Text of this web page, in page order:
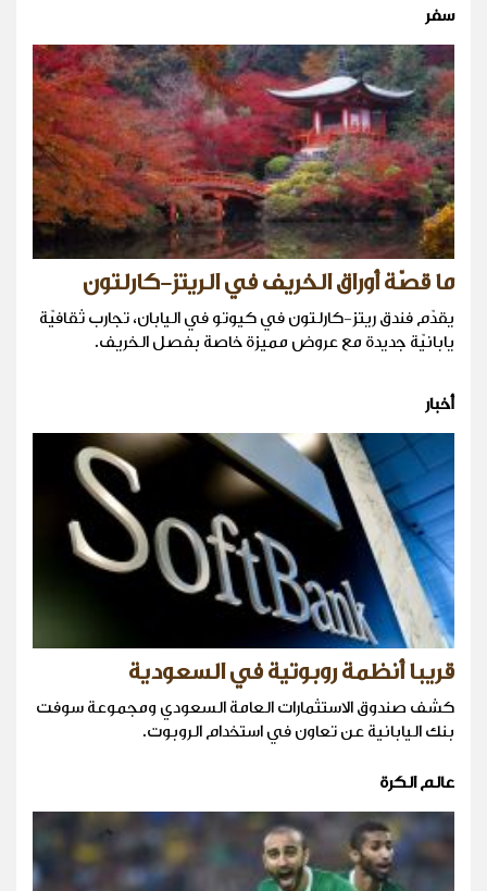
سفر
ما قصّة أوراق الخريف في الريتز-كارلتون
يقدّم فندق ريتز-كارلتون في كيوتو في اليابان، تجارب ثقافيّة
يابانيّة جديدة مع عروض مميزة خاصة بفصل الخريف.
أخبار
قريبا أنظمة روبوتية في السعودية
كشف صندوق الاستثمارات العامة السعودي ومجموعة سوفت
بنك اليابانية عن تعاون في استخدام الروبوت.
عالم الكرة